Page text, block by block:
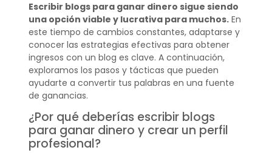
Escribir blogs para ganar dinero sigue siendo
una opción viable y lucrativa para muchos.En
este tiempo de cambios constantes, adaptarse y
conocer las estrategias efectivas para obtener
ingresos con un blog es clave. A continuación,
exploramos los pasos y tácticas que pueden
ayudarte a convertir tus palabras en una fuente
de ganancias.
¿Por qué deberías escribir blogs
para ganar dinero y crear un perfil
profesional?